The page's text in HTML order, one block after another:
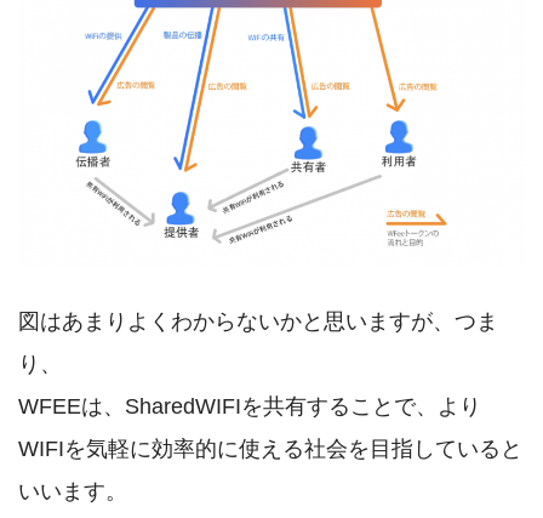
図はあまりよくわからないかと思いますが、つま
り、
WFEEは、SharedWIFIを共有することで、より
WIFIを気軽に効率的に使える社会を目指していると
いいます。